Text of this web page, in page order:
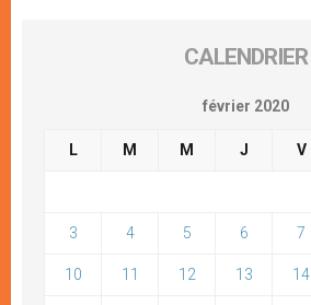
CALENDRIER
février 2020
L M M J V
3 4 5 6 7
10 11 12 13 14